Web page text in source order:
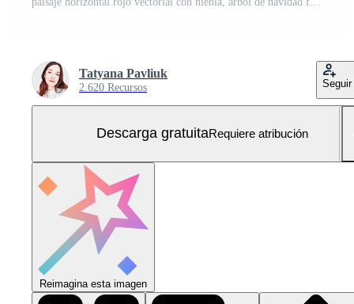
Tatyana Pavliuk
2.620 Recursos Seguir
Descarga gratuitaRequiere atribución
Reimagina esta imagen